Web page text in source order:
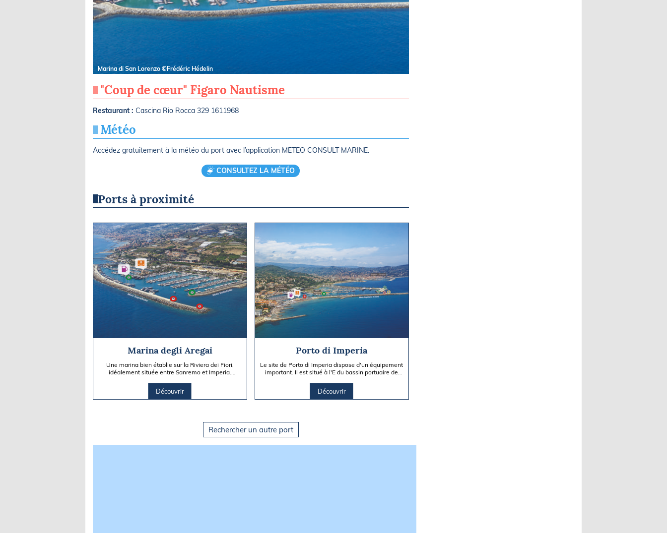
Marina di San Lorenzo ©Frédéric Hédelin
"Coup de cœur" Figaro Nautisme
Restaurant : Cascina Rio Rocca 329 1611968
Météo
Accédez gratuitement à la météo du port avec l’application METEO CONSULT MARINE.
CONSULTEZ LA MÉTÉO
Ports à proximité
Marina degli Aregai
Une marina bien établie sur la Riviera dei Fiori,
idéalement située entre Sanremo et Imperia.
Découvrir
Porto di Imperia
Le site de Porto di Imperia dispose d'un équipement
important. Il est situé à l'E du bassin portuaire de
Découvrir
Rechercher un autre port